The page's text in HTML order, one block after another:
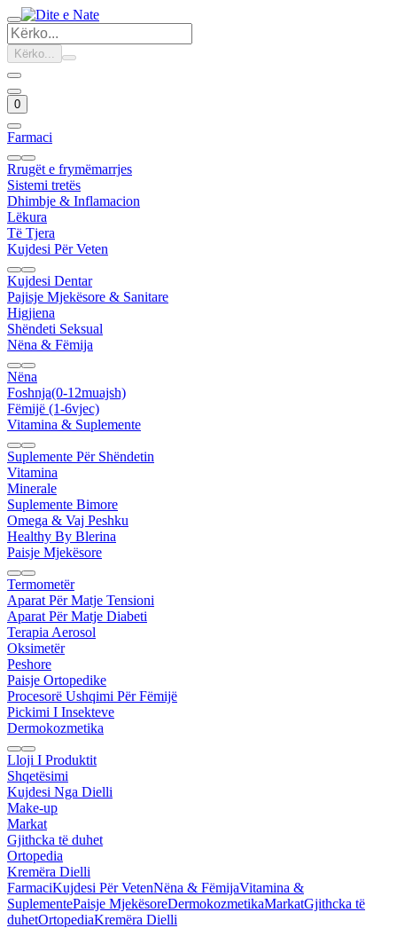
Kërko...
0
Farmaci
Rrugët e frymëmarrjes
Sistemi tretës
Dhimbje & Inflamacion
Lëkura
Të Tjera
Kujdesi Për Veten
Kujdesi Dentar
Pajisje Mjekësore & Sanitare
Higjiena
Shëndeti Seksual
Nëna & Fëmija
Nëna
Foshnja(0-12muajsh)
Fëmijë (1-6vjec)
Vitamina & Suplemente
Suplemente Për Shëndetin
Vitamina
Minerale
Suplemente Bimore
Omega & Vaj Peshku
Healthy By Blerina
Paisje Mjekësore
Termometër
Aparat Për Matje Tensioni
Aparat Për Matje Diabeti
Terapia Aerosol
Oksimetër
Peshore
Paisje Ortopedike
Procesorë Ushqimi Për Fëmijë
Pickimi I Insekteve
Dermokozmetika
Lloji I Produktit
Shqetësimi
Kujdesi Nga Dielli
Make-up
Markat
Gjithcka të duhet
Ortopedia
Kremëra Dielli
FarmaciKujdesi Për VetenNëna & FëmijaVitamina &
SuplementePaisje MjekësoreDermokozmetikaMarkatGjithcka të
duhetOrtopediaKremëra Dielli